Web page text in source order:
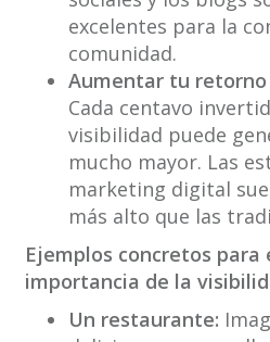
excelentes para la
comunidad.
Aumentar tu retorno
Cada centavo
visibilidad puede
mucho mayor. Las
marketing digital
más alto que las
Ejemplos concretos
importancia de la
Un restaurante: